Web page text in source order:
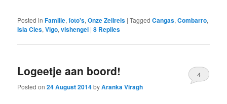
Posted in Familie,foto's,Onze Zeilreis |Tagged Cangas,Combarro,
Isla Cies,Vigo,vishengel |8 Replies
Logeetje aan boord!
Posted on24 August 2014byAranka Viragh
4